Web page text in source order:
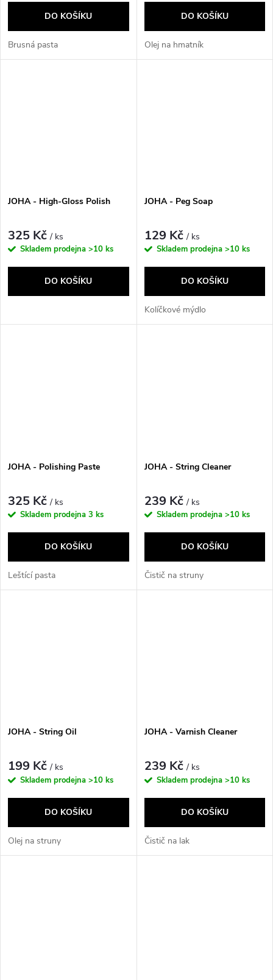
DO KOŠÍKU
Brusná pasta
DO KOŠÍKU
Olej na hmatník
JOHA - High-Gloss Polish
325 Kč/ ks
Skladem prodejna >10 ks
DO KOŠÍKU
JOHA - Peg Soap
129 Kč/ ks
Skladem prodejna >10 ks
DO KOŠÍKU
Kolíčkové mýdlo
JOHA - Polishing Paste
325 Kč/ ks
Skladem prodejna 3 ks
DO KOŠÍKU
Leštící pasta
JOHA - String Cleaner
239 Kč/ ks
Skladem prodejna >10 ks
DO KOŠÍKU
Čistič na struny
JOHA - String Oil
199 Kč/ ks
Skladem prodejna >10 ks
DO KOŠÍKU
Olej na struny
JOHA - Varnish Cleaner
239 Kč/ ks
Skladem prodejna >10 ks
DO KOŠÍKU
Čistič na lak